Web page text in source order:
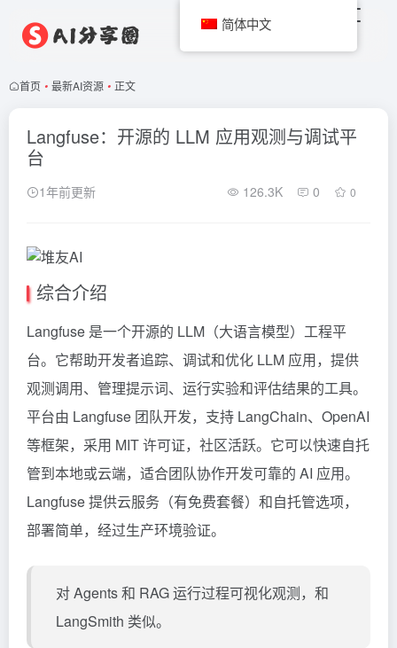
首页 • 最新AI资源 • 正文
Langfuse：开源的 LLM 应用观测与调试平
台
1年前更新 126.3K 0 0
综合介绍
Langfuse 是一个开源的 LLM（大语言模型）工程平
台。它帮助开发者追踪、调试和优化 LLM 应用，提供
观测调用、管理提示词、运行实验和评估结果的工具。
平台由 Langfuse 团队开发，支持 LangChain、OpenAI
等框架，采用 MIT 许可证，社区活跃。它可以快速自托
管到本地或云端，适合团队协作开发可靠的 AI 应用。
Langfuse 提供云服务（有免费套餐）和自托管选项，
部署简单，经过生产环境验证。
对 Agents 和 RAG运行过程可视化观测，和
LangSmith 类似。
简体中文